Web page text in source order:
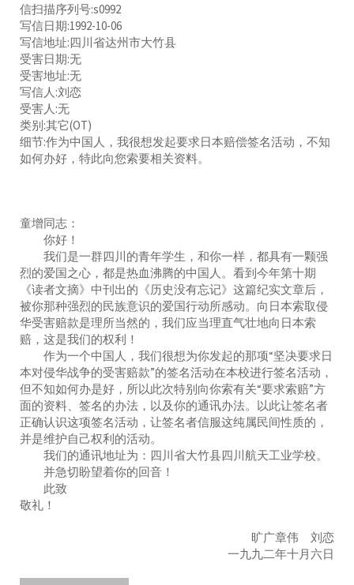
信扫描序列号:s0992
写信日期:1992-10-06
写信地址:四川省达州市大竹县
受害日期:无
受害地址:无
写信人:刘恋
受害人:无
类别:其它(OT)
细节:作为中国人，我很想发起要求日本赔偿签名活动，不知
如何办好，特此向您索要相关资料。
童增同志：
你好！
我们是一群四川的青年学生，和你一样，都具有一颗强
烈的爱国之心，都是热血沸腾的中国人。看到今年第十期
《读者文摘》中刊出的《历史没有忘记》这篇纪实文章后，
被你那种强烈的民族意识的爱国行动所感动。向日本索取侵
华受害赔款是理所当然的，我们应当理直气壮地向日本索
赔，这是我们的权利！
作为一个中国人，我们很想为你发起的那项“坚决要求日
本对侵华战争的受害赔款”的签名活动在本校进行签名活动，
但不知如何办是好，所以此次特别向你索有关“要求索赔”方
面的资料、签名的办法，以及你的通讯办法。以此让签名者
正确认识这项签名活动，让签名者信服这纯属民间性质的，
并是维护自己权利的活动。
我们的通讯地址为：四川省大竹县四川航天工业学校。
并急切盼望着你的回音！
此致
敬礼！
旷广章伟 刘恋
一九九二年十月六日